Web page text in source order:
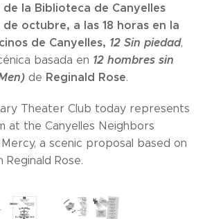
la Biblioteca de Canyelles
octubre, a las 18 horas en la
de Canyelles, 12 Sin piedad,
basada en 12 hombres sin
de Reginald Rose.
Theater Club today represents
at the Canyelles Neighbors
a scenic proposal based on
Rose.